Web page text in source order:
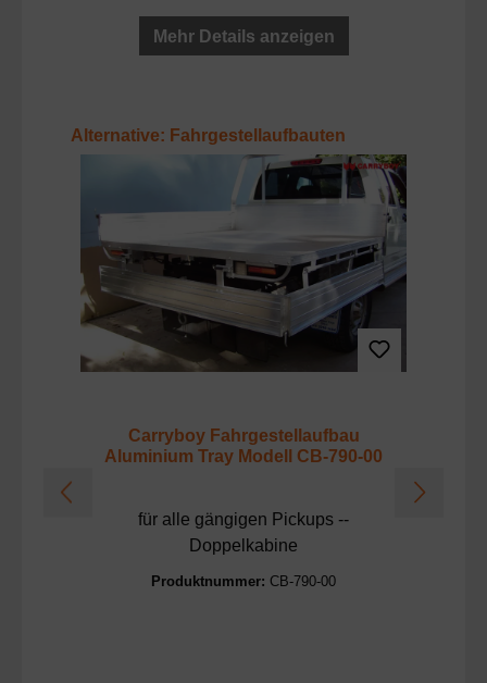
Mehr Details anzeigen
Produktgalerie überspringen
Alternative: Fahrgestellaufbauten
Carryboy Fahrgestellaufbau
Aluminium Tray Modell CB-790-00
für alle gängigen Pickups --
Doppelkabine
Produktnummer: CB-790-00